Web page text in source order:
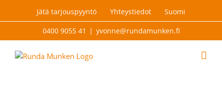
Jätä tarjouspyyntö Yhteystiedot Suomi
0400 9055 41 | yvonne@rundamunken.fi